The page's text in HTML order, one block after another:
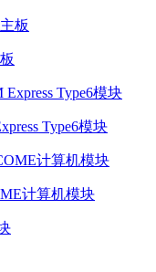
Type6模块
计算机模块